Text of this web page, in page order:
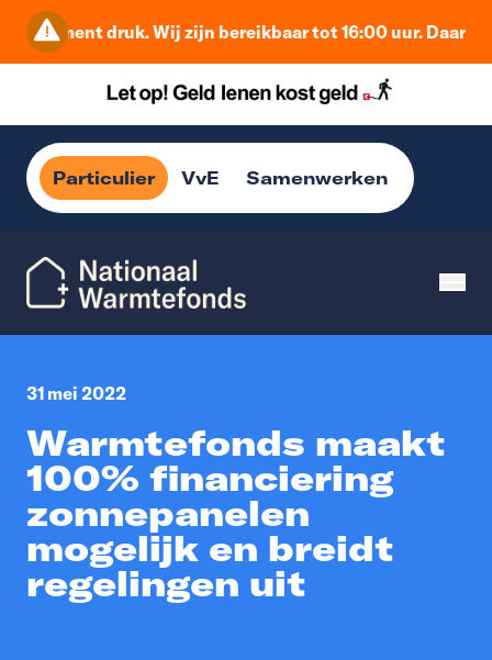
moment druk. Wij zijn bereikbaar tot 16:00 uur. Daarna
Particulier VvE Samenwerken
31 mei 2022
Warmtefonds maakt
100% financiering
zonnepanelen
mogelijk en breidt
regelingen uit